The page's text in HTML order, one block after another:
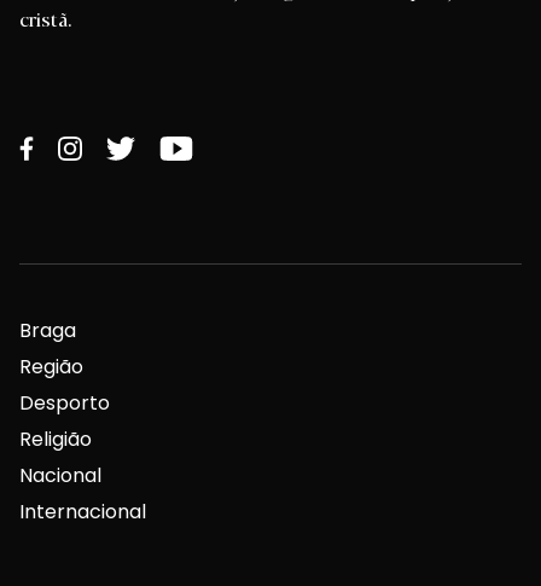
cristã.
Braga
Região
Desporto
Religião
Nacional
Internacional